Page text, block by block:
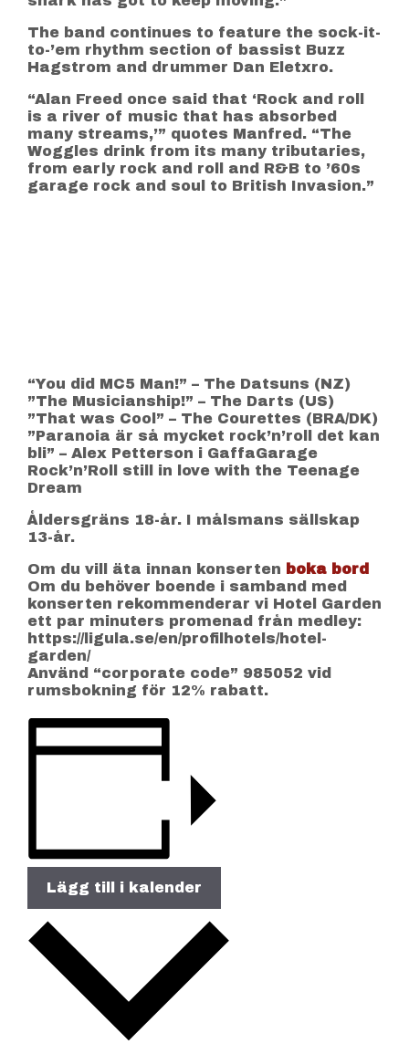
The band continues to feature the sock-it-
to-’em rhythm section of bassist Buzz
Hagstrom and drummer Dan Eletxro.
“Alan Freed once said that ‘Rock and roll
is a river of music that has absorbed
many streams,’” quotes Manfred. “The
Woggles drink from its many tributaries,
from early rock and roll and R&B to ’60s
garage rock and soul to British Invasion.”
“You did MC5 Man!” – The Datsuns (NZ)
”The Musicianship!” – The Darts (US)
”That was Cool” – The Courettes (BRA/DK)
”Paranoia är så mycket rock’n’roll det kan
bli” – Alex Petterson i GaffaGarage
Rock’n’Roll still in love with the Teenage
Dream
Åldersgräns 18-år. I målsmans sällskap
13-år.
Om du vill äta innan konserten boka bord
Om du behöver boende i samband med
konserten rekommenderar vi Hotel Garden
ett par minuters promenad från medley:
https://ligula.se/en/profilhotels/hotel-
garden/
Använd “corporate code” 985052 vid
rumsbokning för 12% rabatt.
Lägg till i kalender